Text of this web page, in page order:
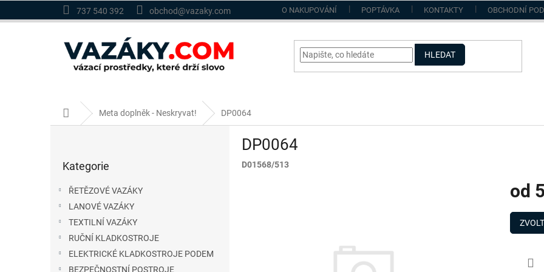
737 540 392 obchod@vazaky.com O NAKUPOVÁNÍ POPTÁVKA KONTAKTY OBCHODNÍ
HLEDAT
Domů Meta doplněk - Neskryvat! DP0064
kategorie
Kategorie
ŘETĚZOVÉ VAZÁKY
LANOVÉ VAZÁKY
TEXTILNÍ VAZÁKY
RUČNÍ KLADKOSTROJE
ELEKTRICKÉ KLADKOSTROJE PODEM
BEZPEČNOSTNÍ POSTROJE
DP0064
D01568/513
od
Měrná
cena: